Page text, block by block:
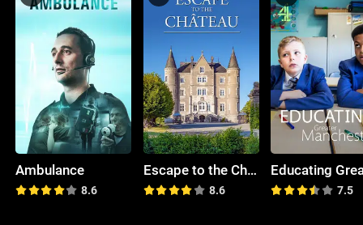
Ambulance
8.6
Escape to the Chateau
8.6 7.5